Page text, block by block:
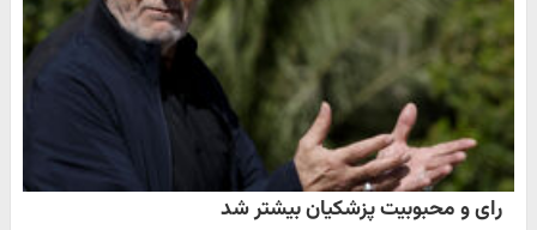
رای و محبوبیت پزشکیان بیشتر شد